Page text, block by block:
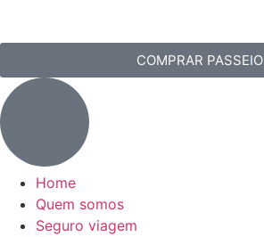
COMPRAR PASSEIO
Home
Quem somos
Seguro viagem